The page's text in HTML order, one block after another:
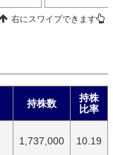
右にスワイプできます
持株数
持株
比率
1,737,000 10.19